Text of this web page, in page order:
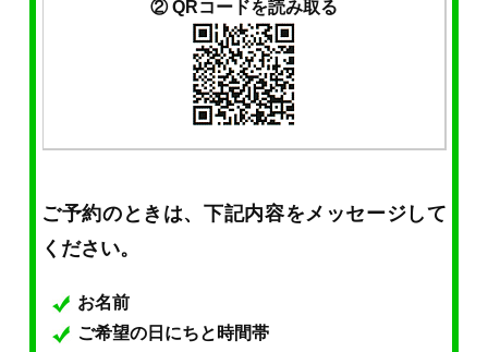
② QRコードを読み取る
ご予約のときは、下記内容をメッセージして
ください。
お名前
ご希望の日にちと時間帯